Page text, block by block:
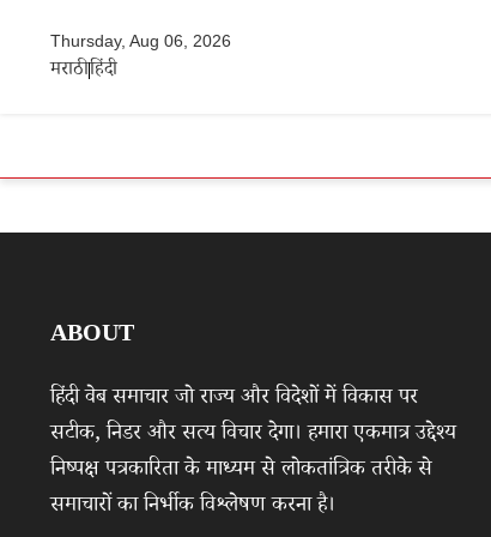
Thursday, Aug 06, 2026
मराठीहिंदी
ABOUT
हिंदी वेब समाचार जो राज्य और विदेशों में विकास पर
सटीक, निडर और सत्य विचार देगा। हमारा एकमात्र उद्देश्य
निष्पक्ष पत्रकारिता के माध्यम से लोकतांत्रिक तरीके से
समाचारों का निर्भीक विश्लेषण करना है।